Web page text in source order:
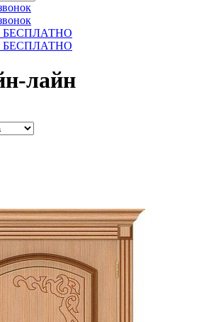
БЕСПЛАТНО
БЕСПЛАТНО
лайн